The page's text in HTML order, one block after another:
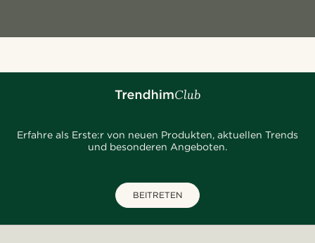
Erfahre als Erste:r von neuen Produkten, aktuellen Trends
und besonderen Angeboten.
BEITRETEN